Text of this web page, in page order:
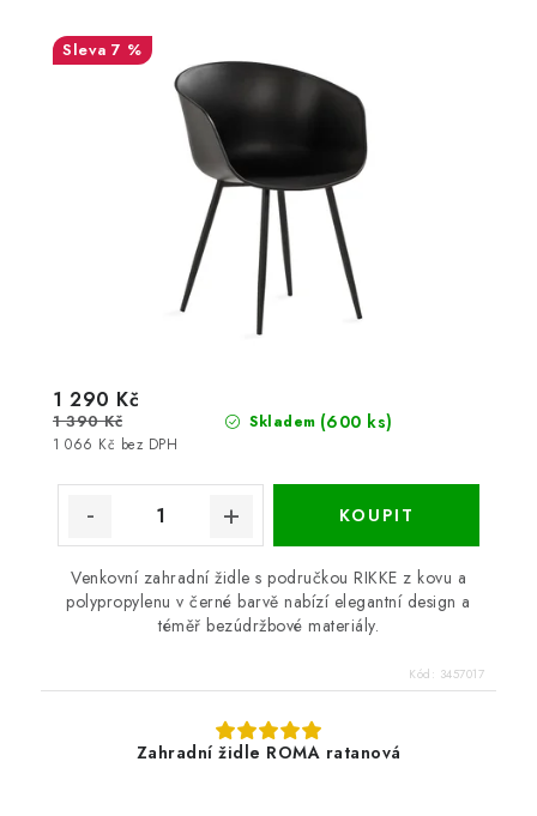
7 %
Skladem (600 ks)
1 066 Kč bez DPH
1 290 Kč
1 390 Kč
Venkovní zahradní židle s područkou RIKKE z kovu a
polypropylenu v černé barvě nabízí elegantní design a
téměř bezúdržbové materiály.
Kód: 3457017
Zahradní židle ROMA ratanová